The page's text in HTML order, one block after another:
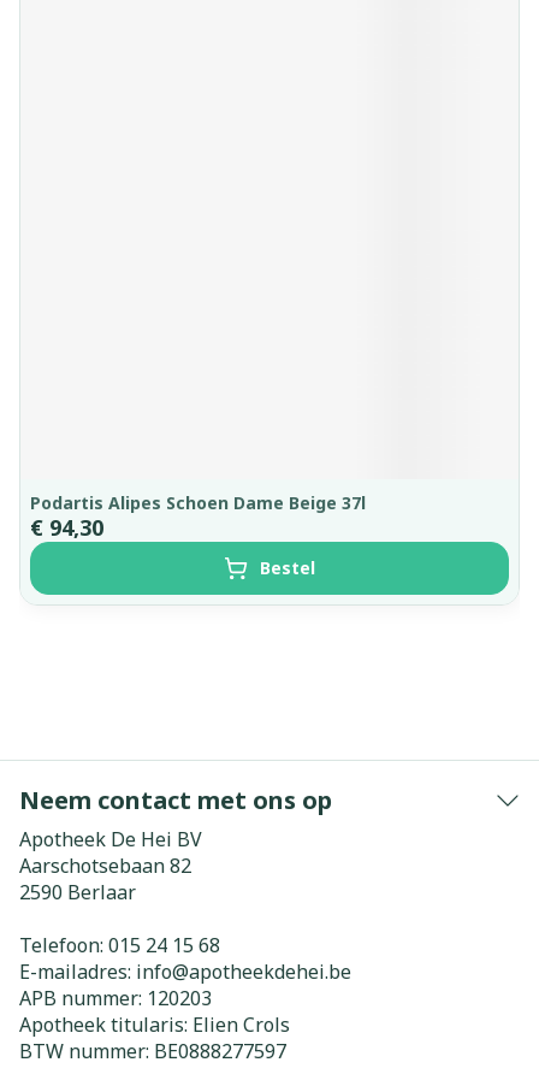
Podartis Alipes Schoen Dame Beige 37l
€ 94,30
Bestel
Neem contact met ons op
Apotheek De Hei BV
Aarschotsebaan 82
2590 Berlaar
Telefoon: 015 24 15 68
E-mailadres: info@apotheekdehei.be
APB nummer: 120203
Apotheek titularis: Elien Crols
BTW nummer: BE0888277597